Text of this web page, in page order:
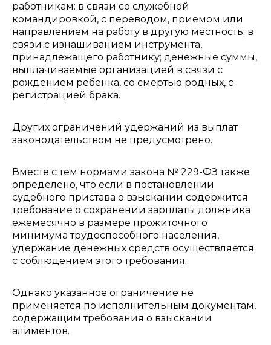
работникам: в связи со служебной
командировкой, с переводом, приемом или
направлением на работу в другую местность; в
связи с изнашиванием инструмента,
принадлежащего работнику; денежные суммы,
выплачиваемые организацией в связи с
рождением ребенка, со смертью родных, с
регистрацией брака.
Других ограничений удержаний из выплат
законодательством не предусмотрено.
Вместе с тем нормами закона № 229-ФЗ также
определено, что если в постановлении
судебного пристава о взыскании содержится
требование о сохранении зарплаты должника
ежемесячно в размере прожиточного
минимума трудоспособного населения,
удержание денежных средств осуществляется
с соблюдением этого требования.
Однако указанное ограничение не
применяется по исполнительным документам,
содержащим требования о взыскании
алиментов.